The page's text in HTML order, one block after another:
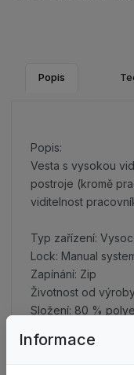
Popis
Popis:
Vesta s vysokou
postroje (kromě
viditelnost
Typ zařízení:
Lock: Manual
Zapínání: Zip
Životnost od
Složení: 80 %
Sektory:
Informace